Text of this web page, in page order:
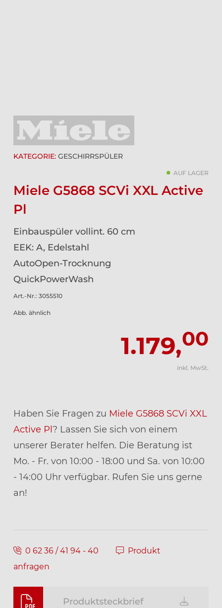
KATEGORIE: GESCHIRRSPÜLER
AUF LAGER
Miele G5868 SCVi XXL Active
Pl
Einbauspüler vollint. 60 cm
EEK: A, Edelstahl
AutoOpen-Trocknung
QuickPowerWash
Art.-Nr.: 3055510
Abb. ähnlich
1.179,00
inkl. MwSt.
Haben Sie Fragen zu Miele G5868 SCVi XXL
Active Pl ? Lassen Sie sich von einem
unserer Berater helfen. Die Beratung ist
Mo. - Fr. von 10:00 - 18:00 und Sa. von 10:00
- 14:00 Uhr verfügbar. Rufen Sie uns gerne
an!
0 62 36 / 41 94 - 40
Produkt
anfragen
Produktsteckbrief